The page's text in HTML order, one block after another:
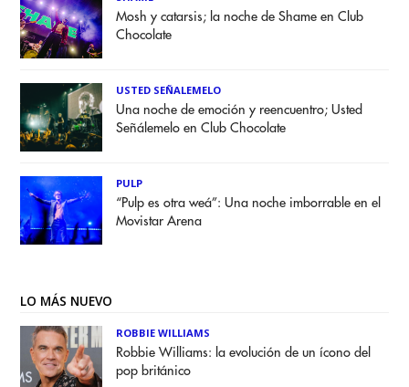
Mosh y catarsis; la noche de Shame en Club
Chocolate
USTED SEÑALEMELO
Una noche de emoción y reencuentro; Usted
Señálemelo en Club Chocolate
PULP
“Pulp es otra weá”: Una noche imborrable en el
Movistar Arena
LO MÁS NUEVO
ROBBIE WILLIAMS
Robbie Williams: la evolución de un ícono del
pop británico